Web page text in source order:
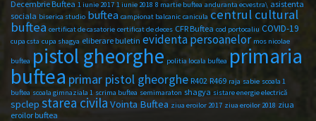
Decembrie Buftea 1 iunie 2017 1 iunie 2018 8 martie buftea anduranta ecvestra\ asistenta
sociala biserica studio buftea campionat balcanic canicula centrul cultural
buftea certificat de casatorie certificat de deces CFR Buftea cod portocaliu COVID-19
cupa csta cupa shagya eliberare buletin evidenta persoanelor mos nicolae
buftea pistol gheorghe politia locala buftea primaria
buftea primar pistol gheorghe R402 R469 raja sabie scoala 1
buftea scoala gimnaziala 1 scrima buftea semimaraton shagya sistare energie electrică
spclep starea civila Vointa Buftea ziua eroilor 2017 ziua eroilor 2018 ziua
eroilor buftea